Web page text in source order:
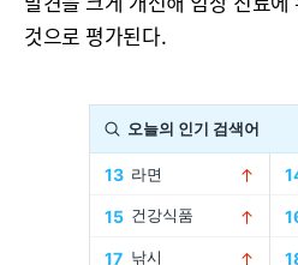
것으로 평가된다.